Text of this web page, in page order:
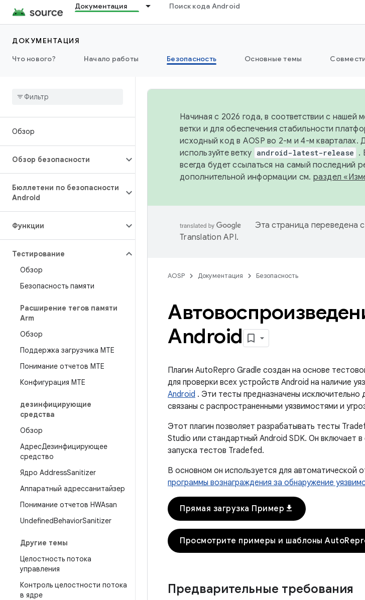
Документация Поиск кода Android
ДОКУМЕНТАЦИЯ
Что нового?
Начало работы Безопасность Основные темы
Обзор
Обзор безопасности
Бюллетени по безопасности
Android
Функции
Тестирование
Обзор
Безопасность памяти
Расширение тегов памяти
Arm
Обзор
Поддержка загрузчика MTE
Понимание отчетов MTE
Конфигурация МТЕ
дезинфицирующие
средства
Обзор
АдресДезинфицирующее
средство
Ядро AddressSanitizer
Аппаратный адрессанитайзер
Понимание отчетов HWAsan
UndefinedBehaviorSanitizer
Другие темы
Целостность потока
управления
Контроль целостности потока
в ядре
Начиная с 2026 года, в соответствии с
ветки и для обеспечения стабильности
исходный код в AOSP во 2-м и 4-м кварталах.
используйте ветку android-latest-release .
всегда будет ссылаться на самый последний
дополнительной информации см. раздел
Эта страница переведена
Translation API.
AOSP Документация Безопасность
Android
Плагин AutoRepro Gradle создан на основе
для проверки всех устройств Android на наличие
Android . Эти тесты предназначены исключительно
связаны с распространенными уязвимостями и
Этот плагин позволяет разрабатывать тесты
Studio или стандартный Android SDK. Он включает
запуска тестов Tradefed.
В основном он используется для автоматической
программы вознаграждения за обнаружение
Прямая загрузка Примерdownload
Просмотрите примеры и шаблоны
Предварительные требования